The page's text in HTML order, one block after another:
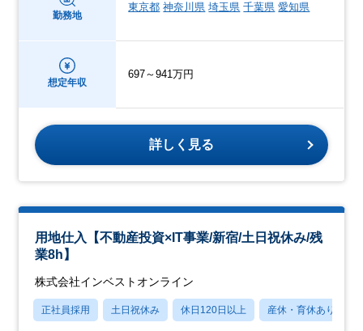
勤務地
東京都 神奈川県 埼玉県 千葉県 愛知県
想定年収
697～941万円
詳しく見る
用地仕入【不動産投資×IT事業/新宿/土日祝休み/残
業8h】
株式会社インベストオンライン
正社員採用 土日祝休み 休日120日以上 産休・育休あり